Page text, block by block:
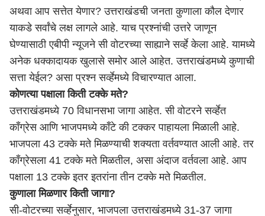
अथवा आप सत्तेत येणार? उत्तराखंडची जनता कुणाला कौल देणार
याकडे सर्वांचे लक्ष लागले आहे. याच प्रश्नांची उत्तरे जाणून
घेण्यासाठी एबीपी न्यूजने सी वोटरच्या साह्याने सर्व्हे केला आहे. यामध्ये
अनेक धक्कादायक खुलासे समोर आले आहेत. उत्तराखंडमध्ये कुणाची
सत्ता येईल? असा प्रश्न सर्व्हेमध्ये विचारण्यात आला.
कोणत्या पक्षाला किती टक्के मते?
उत्तराखंडमध्ये 70 विधानसभा जागा आहेत. सी वोटरने सर्व्हेत
काँग्रेस आणि भाजपमध्ये काँटे की टक्कर पाहायला मिळाली आहे.
भाजपला 43 टक्के मते मिळण्याची शक्यता वर्तवण्यात आली आहे. तर
काँग्रेसला 41 टक्के मते मिळतील, असा अंदाज वर्तवला आहे. आप
पक्षाला 13 टक्के इतर इतरांना तीन टक्के मते मिळतील.
कुणाला मिळणार किती जागा?
सी-वोटरच्या सर्व्हेनुसार, भाजपला उत्तराखंडमध्ये 31-37 जागा